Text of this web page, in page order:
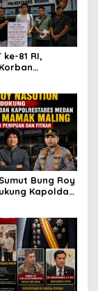
81 RI,
Berharap
Bung Roy
Kapolda
Penipuan